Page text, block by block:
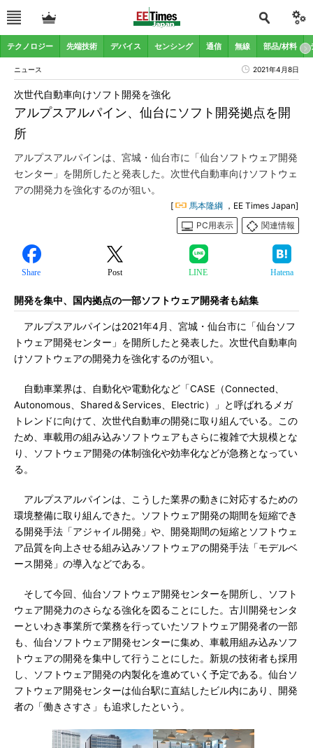
テクノロジー 先端技術 デバイス センシング 通信 無線 部品/材料
ニュース 2021年4月8日
アルプスアルパイン、仙台にソフト開発拠点を開
所
次世代自動車向けソフト開発を強化
アルプスアルパインは、宮城・仙台市に「仙台ソフトウェア開発
センター」を開所したと発表した。次世代自動車向けソフトウェ
アの開発力を強化するのが狙い。
[ 馬本隆綱 ，EE Times Japan]
PC用表示
関連情報
Share Post LINE Hatena
開発を集中、国内拠点の一部ソフトウェア開発者も結集
アルプスアルパインは2021年4月、宮城・仙台市に「仙台ソフ
トウェア開発センター」を開所したと発表した。次世代自動車向
けソフトウェアの開発力を強化するのが狙い。
自動車業界は、自動化や電動化など「CASE（Connected、
Autonomous、Shared＆Services、Electric）」と呼ばれるメガ
トレンドに向けて、次世代自動車の開発に取り組んでいる。この
ため、車載用の組み込みソフトウェアもさらに複雑で大規模とな
り、ソフトウェア開発の体制強化や効率化などが急務となってい
る。
アルプスアルパインは、こうした業界の動きに対応するための
環境整備に取り組んできた。ソフトウェア開発の期間を短縮でき
る開発手法「アジャイル開発」や、開発期間の短縮とソフトウェ
ア品質を向上させる組み込みソフトウェアの開発手法「モデルベ
ース開発」の導入などである。
そして今回、仙台ソフトウェア開発センターを開所し、ソフト
ウェア開発力のさらなる強化を図ることにした。古川開発センタ
ーといわき事業所で業務を行っていたソフトウェア開発者の一部
も、仙台ソフトウェア開発センターに集め、車載用組み込みソフ
トウェアの開発を集中して行うことにした。新規の技術者も採用
し、ソフトウェア開発の内製化を進めていく予定である。仙台ソ
フトウェア開発センターは仙台駅に直結したビル内にあり、開発
者の「働きさすさ」も追求したという。